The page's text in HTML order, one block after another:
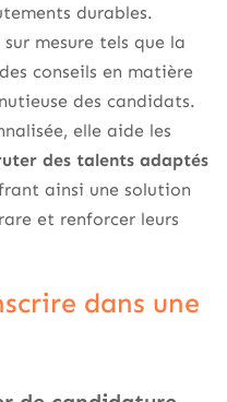
durables.
sur mesure tels que la
conseils en matière
des candidats.
elle aide les
des talents adaptés
ainsi une solution
et renforcer leurs
dans une